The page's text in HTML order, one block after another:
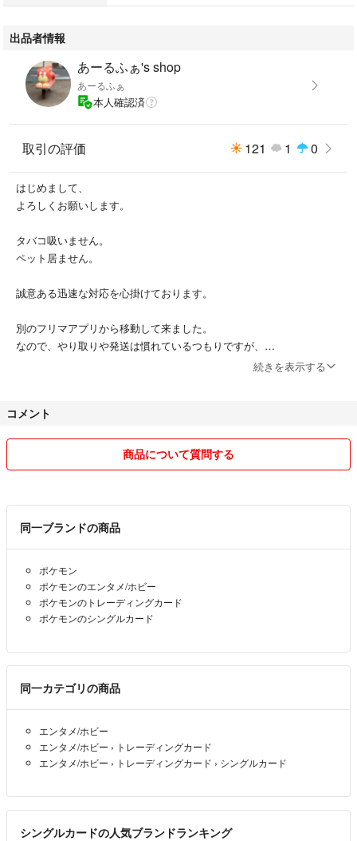
#レアカード
#キラカード
出品者情報
あーるふぁ's shop
あーるふぁ
本人確認済
取引の評価 121 1 0
はじめまして、
よろしくお願いします。
タバコ吸いません。
ペット居ません。
誠意ある迅速な対応を心掛けております。
別のフリマアプリから移動して来ました。
なので、やり取りや発送は慣れているつもりですが、
続きを表示する
コメント
商品について質問する
同一ブランドの商品
ポケモン
ポケモンのエンタメ/ホビー
ポケモンのトレーディングカード
ポケモンのシングルカード
同一カテゴリの商品
エンタメ/ホビー
エンタメ/ホビー › トレーディングカード
エンタメ/ホビー › トレーディングカード › シングルカード
シングルカードの人気ブランドランキング